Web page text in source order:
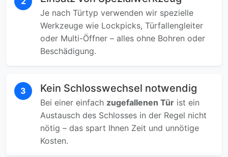
Je nach Türtyp verwenden wir spezielle
Werkzeuge wie Lockpicks, Türfallengleiter
oder Multi-Öffner – alles ohne Bohren oder
Beschädigung.
3 Kein Schlosswechsel notwendig
Bei einer einfach zugefallenen Tür ist ein
Austausch des Schlosses in der Regel nicht
nötig – das spart Ihnen Zeit und unnötige
Kosten.